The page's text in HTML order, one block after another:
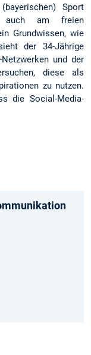
Sport
auch am freien
Grundwissen, wie
der 34-Jährige
und der
diese als
zu nutzen.
die Social-Media-